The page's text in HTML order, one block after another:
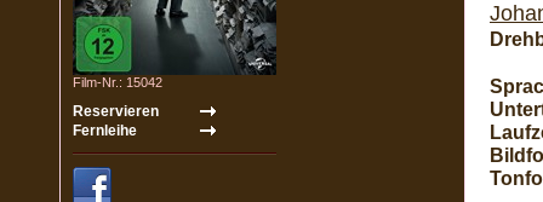
Film-Nr.: 15042